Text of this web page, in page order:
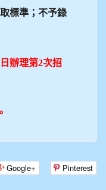
標準；不予錄
辦理第2次招
Google+ Pinterest